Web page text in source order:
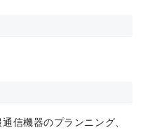
信機器のプランニング、